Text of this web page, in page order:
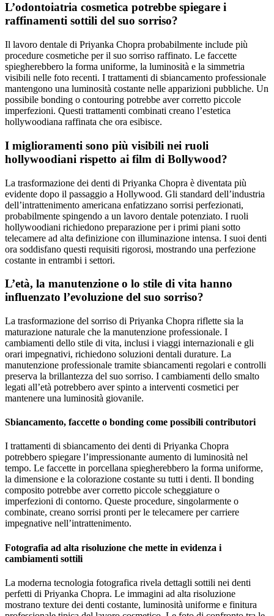
L’odontoiatria cosmetica potrebbe spiegare i
raffinamenti sottili del suo sorriso?
Il lavoro dentale di Priyanka Chopra probabilmente include più
procedure cosmetiche per il suo sorriso raffinato. Le faccette
spiegherebbero la forma uniforme, la luminosità e la simmetria
visibili nelle foto recenti. I trattamenti di sbiancamento professionale
mantengono una luminosità costante nelle apparizioni pubbliche. Un
possibile bonding o contouring potrebbe aver corretto piccole
imperfezioni. Questi trattamenti combinati creano l’estetica
hollywoodiana raffinata che ora esibisce.
I miglioramenti sono più visibili nei ruoli
hollywoodiani rispetto ai film di Bollywood?
La trasformazione dei denti di Priyanka Chopra è diventata più
evidente dopo il passaggio a Hollywood. Gli standard dell’industria
dell’intrattenimento americana enfatizzano sorrisi perfezionati,
probabilmente spingendo a un lavoro dentale potenziato. I ruoli
hollywoodiani richiedono preparazione per i primi piani sotto
telecamere ad alta definizione con illuminazione intensa. I suoi denti
ora soddisfano questi requisiti rigorosi, mostrando una perfezione
costante in entrambi i settori.
L’età, la manutenzione o lo stile di vita hanno
influenzato l’evoluzione del suo sorriso?
La trasformazione del sorriso di Priyanka Chopra riflette sia la
maturazione naturale che la manutenzione professionale. I
cambiamenti dello stile di vita, inclusi i viaggi internazionali e gli
orari impegnativi, richiedono soluzioni dentali durature. La
manutenzione professionale tramite sbiancamenti regolari e controlli
preserva la brillantezza del suo sorriso. I cambiamenti dello smalto
legati all’età potrebbero aver spinto a interventi cosmetici per
mantenere una luminosità giovanile.
Sbiancamento, faccette o bonding come possibili contributori
I trattamenti di sbiancamento dei denti di Priyanka Chopra
potrebbero spiegare l’impressionante aumento di luminosità nel
tempo. Le faccette in porcellana spiegherebbero la forma uniforme,
la dimensione e la colorazione costante su tutti i denti. Il bonding
composito potrebbe aver corretto piccole scheggiature o
imperfezioni di contorno. Queste procedure, singolarmente o
combinate, creano sorrisi pronti per le telecamere per carriere
impegnative nell’intrattenimento.
Fotografia ad alta risoluzione che mette in evidenza i
cambiamenti sottili
La moderna tecnologia fotografica rivela dettagli sottili nei denti
perfetti di Priyanka Chopra. Le immagini ad alta risoluzione
mostrano texture dei denti costante, luminosità uniforme e finitura